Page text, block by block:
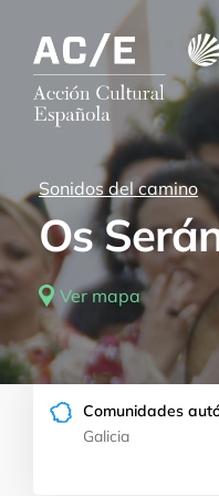
Rutas para
Sonidos del camino
Os
Ver mapa
Comunidades
Galicia